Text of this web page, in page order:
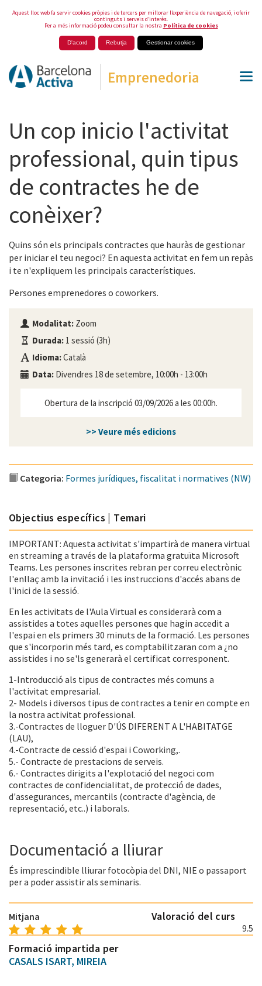
Aquest lloc web fa servir cookies pròpies i de tercers per millorar l’experiència de navegació, i oferir
continguts i serveis d’interès.
Per a més informació podeu consultar la nostra Política de cookies
D'acord Rebutja Gestionar cookies
Emprenedoria
Un cop inicio l'activitat
professional, quin tipus
de contractes he de
conèixer?
Quins són els principals contractes que hauràs de gestionar
per iniciar el teu negoci? En aquesta activitat en fem un repàs
i te n'expliquem les principals característiques.
Persones emprenedores o coworkers.
Modalitat: Zoom
Durada: 1 sessió (3h)
Idioma:Català
Data: Divendres 18 de setembre, 10:00h - 13:00h
Obertura de la inscripció 03/09/2026 a les 00:00h.
>> Veure més edicions
Categoria: Formes jurídiques, fiscalitat i normatives (NW)
Objectius específics | Temari
IMPORTANT: Aquesta activitat s'impartirà de manera virtual
en streaming a través de la plataforma gratuïta Microsoft
Teams. Les persones inscrites rebran per correu electrònic
l'enllaç amb la invitació i les instruccions d'accés abans de
l'inici de la sessió.
En les activitats de l'Aula Virtual es considerarà com a
assistides a totes aquelles persones que hagin accedit a
l'espai en els primers 30 minuts de la formació. Les persones
que s'incorporin més tard, es comptabilitzaran com a ¿no
assistides i no se'ls generarà el certificat corresponent.
1-Introducció als tipus de contractes més comuns a
l'activitat empresarial.
2- Models i diversos tipus de contractes a tenir en compte en
la nostra activitat professional.
3.-Contractes de lloguer D'ÚS DIFERENT A L'HABITATGE
(LAU),
4.-Contracte de cessió d'espai i Coworking,.
5.- Contracte de prestacions de serveis.
6.- Contractes dirigits a l'explotació del negoci com
contractes de confidencialitat, de protecció de dades,
d'assegurances, mercantils (contracte d'agència, de
representació, etc..) i laborals.
Documentació a lliurar
És imprescindible lliurar fotocòpia del DNI, NIE o passaport
per a poder assistir als seminaris.
Valoració del curs
Mitjana
9.5
Formació impartida per
CASALS ISART, MIREIA